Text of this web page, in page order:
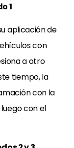
1
aplicación de
con
a otro
tiempo, la
con la
con el